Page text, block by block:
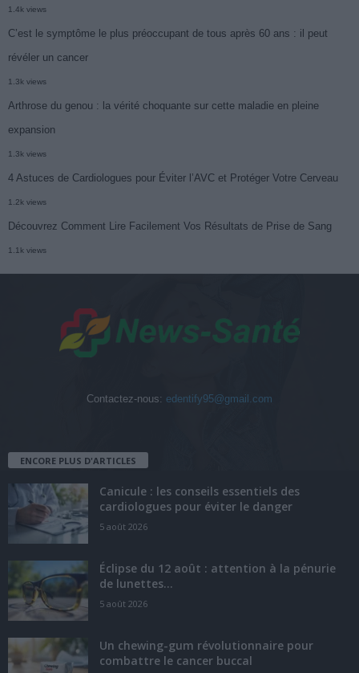
1.4k views
C’est le symptôme le plus préoccupant de tous après 60 ans : il peut
révéler un cancer
1.3k views
Arthrose du genou : la vérité choquante sur cette maladie en pleine
expansion
1.3k views
4 Astuces de Cardiologues pour Éviter l’AVC et Protéger Votre Cerveau
1.2k views
Découvrez Comment Lire Facilement Vos Résultats de Prise de Sang
1.1k views
Contactez-nous: edentify95@gmail.com
ENCORE PLUS D'ARTICLES
Canicule : les conseils essentiels des
cardiologues pour éviter le danger
5 août 2026
Éclipse du 12 août : attention à la pénurie
de lunettes...
5 août 2026
Un chewing-gum révolutionnaire pour
combattre le cancer buccal